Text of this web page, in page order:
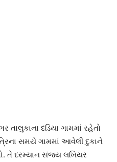
દડિયા ગામમાં રહેતો
સમયે ગામમાં આવેલી દુકાને
તે દરમ્યાન સંજય લખિયર